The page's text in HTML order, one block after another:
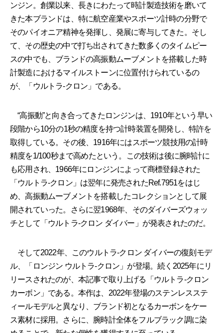
ンジン。創業以来、長きにわたって時計製造技術を磨いて
きた本ブランドは、特に航空産業やスポーツ計時の分野で
そのパイオニア精神を発揮し、発展に寄与してきた。そし
て、その歴史の中で打ち出されてきた数多くのタイムピー
スの中でも、ブランドの高振動ムーブメントを搭載した時
計製造におけるマイルストーンに位置付けられているの
が、「ウルトラ-クロン」である。
“高振動”と向き合ってきたロンジンは、1910年という早い
段階から10分の1秒の精度を持つ計時装置を開発し、特許を
取得している。その後、1916年にはスポーツ競技用の計時
精度を1/100秒まで高めたという。この技術は後に腕時計に
も応用され、1966年にロンジンによって商標登録された
「ウルトラ-クロン」は翌年に発売されたRef.7951をはじ
め、高振動ムーブメントを搭載したコレクションとして展
開されていった。さらに翌1968年、そのダイバーズウォッ
チとして「ウルトラ-クロン ダイバー」が発表されたのだ。
そして2022年、このウルトラ-クロン ダイバーの復刻モデ
ル、「ロンジン ウルトラ-クロン」が登場。続く2025年にリ
リースされたのが、本記事で取り上げる「ウルトラ-クロン
カーボン」である。本作は、2022年登場のステンレスステ
ィールモデルと異なり、ブランド初となるカーボンをケー
ス素材に採用。さらに、腕時計全体をフルブラック調に染